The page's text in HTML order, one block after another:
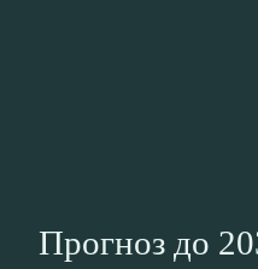
Прогноз до